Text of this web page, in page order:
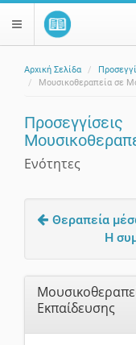
$langMenu
Αρχική Σελίδα
Μουσικοθεραπεία σε
Προσεγγίσεις
Ενότητες
Θεραπεία
Η
Εκπαίδευσης